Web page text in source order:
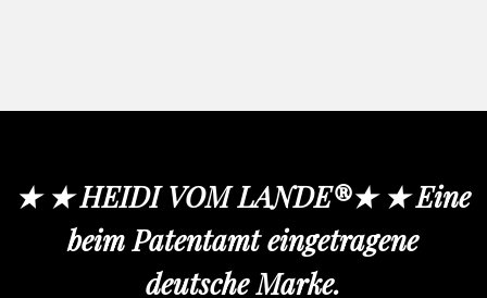
★ ★ HEIDI VOM LANDE®★ ★ Eine
beim Patentamt eingetragene
deutsche Marke.